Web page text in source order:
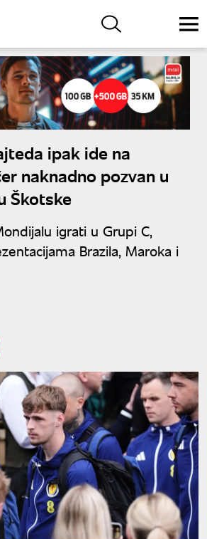
ipak ide na
naknadno pozvan u
Škotske
igrati u Grupi C,
Brazila, Maroka i